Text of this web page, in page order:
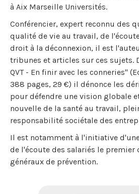
à Aix Marseille Universités.
Conférencier, expert reconnu des
qualité de vie au travail, de
droit à la déconnexion, il est
tribunes et articles sur ces sujets.
QVT - En finir avec les conneries"
388 pages, 29 €) il dénonce les
pour défendre une vision globale
nouvelle de la santé au travail,
responsabilité sociétale des
Il est notamment à l'initiative
de l'écoute des salariés le premier
généraux de prévention.